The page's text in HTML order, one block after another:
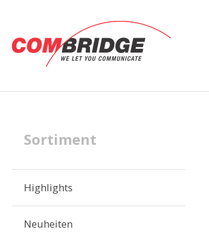
Sortiment
Highlights
Neuheiten